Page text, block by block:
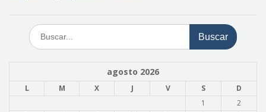
Buscar:
agosto 2026
L M X J V S
D
1
2